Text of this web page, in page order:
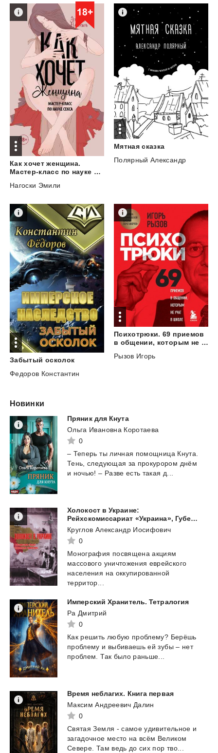
Как хочет женщина.
Мастер-класс по науке секса
Нагоски Эмили
Мятная сказка
Полярный Александр
Забытый осколок
Федоров Константин
Психотрюки. 69 приемов
в общении, которым не учат в школе
Рызов Игорь
Новинки
Пряник для Кнута
Ольга Ивановна Коротаева
0
– Теперь ты личная помощница Кнута.
Тень, следующая за прокурором днём
и ночью! – Разве есть такая д...
Холокост в Украине:
Рейхскомиссариат «Украина», Губернаторство «Транснистрия»: монография.
Круглов Александр Иосифович
0
Монография посвящена акциям
массового уничтожения еврейского
населения на оккупированной
территор...
Имперский Хранитель. Тетралогия
Ра Дмитрий
0
Как решить любую проблему? Берёшь
проблему и выбиваешь ей зубы – нет
проблем.
Так было раньше...
Время неблагих. Книга первая
Максим Андреевич Далин
0
Святая Земля - самое удивительное и
загадочное место на всём Великом
Севере. Там ведь до сих пор тво...